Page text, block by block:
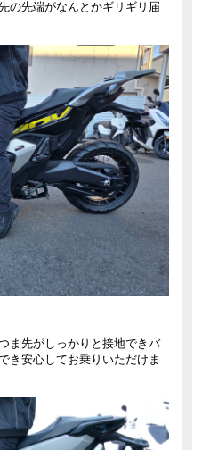
の先端がなんとかギリギリ届
ま先がしっかりと接地できバ
き安心してお乗りいただけま